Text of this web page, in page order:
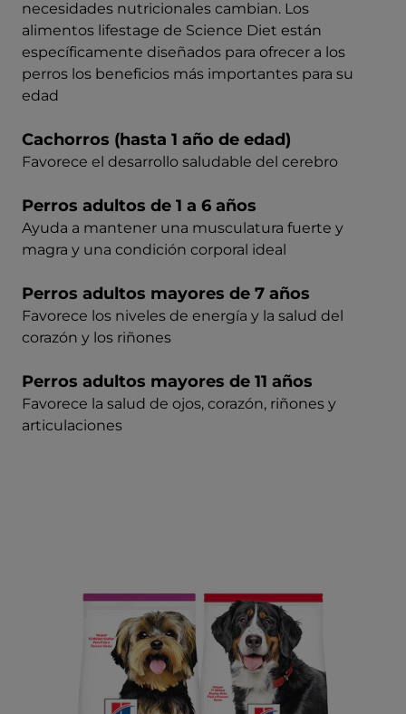
necesidades nutricionales cambian. Los
alimentos lifestage de Science Diet están
específicamente diseñados para ofrecer a los
perros los beneficios más importantes para su
edad
Cachorros (hasta 1 año de edad)
Favorece el desarrollo saludable del cerebro
Perros adultos de 1 a 6 años
Ayuda a mantener una musculatura fuerte y
magra y una condición corporal ideal
Perros adultos mayores de 7 años
Favorece los niveles de energía y la salud del
corazón y los riñones
Perros adultos mayores de 11 años
Favorece la salud de ojos, corazón, riñones y
articulaciones